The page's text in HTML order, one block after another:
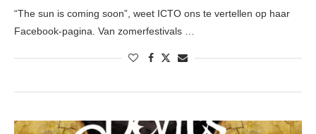
“The sun is coming soon”, weet ICTO ons te vertellen op haar
Facebook-pagina. Van zomerfestivals …